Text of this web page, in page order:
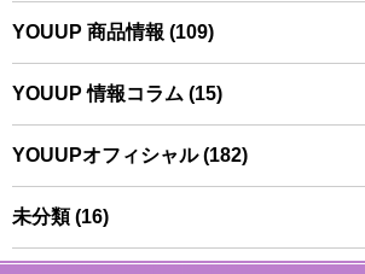
YOUUP 商品情報 (109)
YOUUP 情報コラム (15)
YOUUPオフィシャル (182)
未分類 (16)